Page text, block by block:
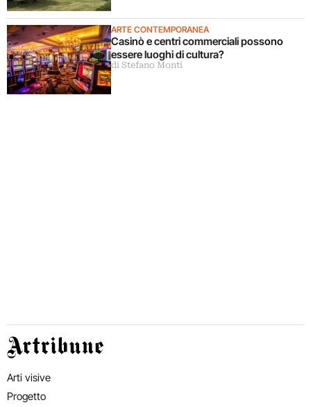
ARTE CONTEMPORANEA
Casinò e centri commerciali possono
essere luoghi di cultura?
di Stefano Monti
Artribune
Arti visive
Progetto